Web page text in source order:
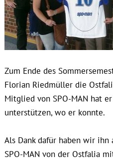
Zum Ende des
Florian Riedmüller die
Mitglied von SPO-MAN hat
unterstützen, wo er konnte.
Als Dank dafür haben wir ihn
SPO-MAN von der Ostfalia